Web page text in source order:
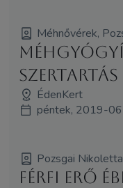
Méhnővérek,
szertartás
ÉdenKert
péntek, 2019-
Pozsgai Nikoletta
Férfi Erő